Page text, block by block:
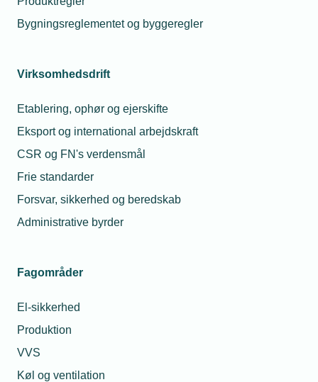
Bygningsreglementet og byggeregler
Virksomhedsdrift
Etablering, ophør og ejerskifte
Eksport og international arbejdskraft
CSR og FN's verdensmål
Frie standarder
Forsvar, sikkerhed og beredskab
Administrative byrder
Fagområder
El-sikkerhed
Produktion
VVS
Køl og ventilation